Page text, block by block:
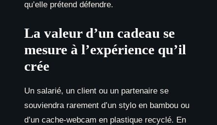
qu’elle prétend défendre.
La valeur d’un cadeau se
mesure à l’expérience qu’il
crée
Un salarié, un client ou un partenaire se
souviendra rarement d’un stylo en bambou ou
d’un cache-webcam en plastique recyclé. En